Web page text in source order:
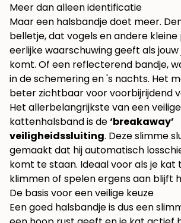
Meer dan alleen identificatie
Maar een halsbandje doet meer.
belletje, dat vogels en andere
eerlijke waarschuwing geeft als
komt. Of een reflecterend bandje,
in de schemering en 's nachts. Het
beter zichtbaar voor voorbijrijdend
Het allerbelangrijkste van een veilige
kattenhalsband is de‘breakaway’
veiligheidssluiting. Deze slimme
gemaakt dat hij automatisch
komt te staan. Ideaal voor als je kat
klimmen of spelen ergens aan blijft
De basis voor een veilige keuze
Een goed halsbandje is dus een